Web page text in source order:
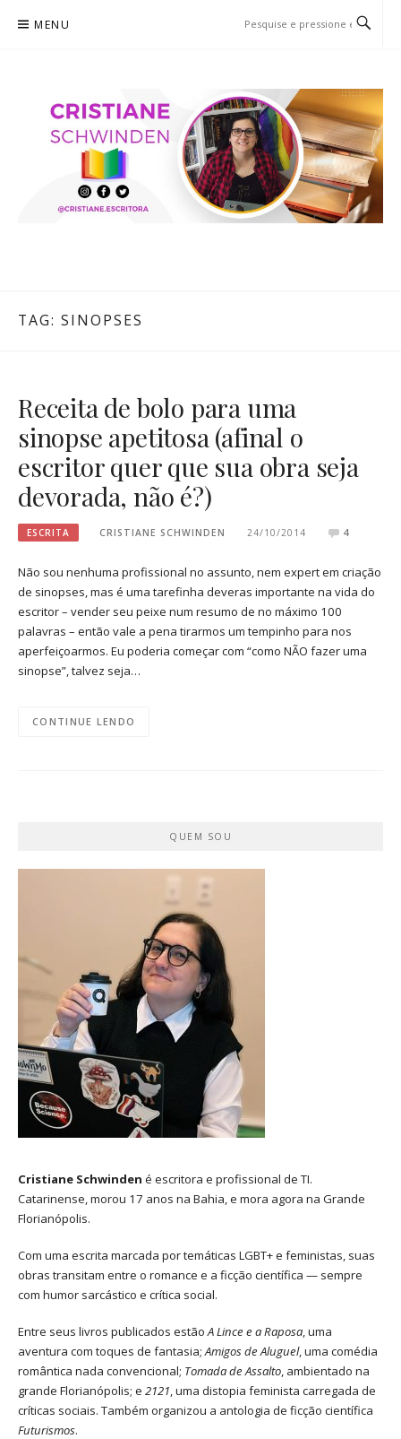
para
MENU
TAG: SINOPSES
Receita de bolo para uma
sinopse apetitosa (afinal o
escritor quer que sua obra seja
devorada, não é?)
ESCRITA CRISTIANE SCHWINDEN 24/10/2014 4
Não sou nenhuma profissional no assunto, nem expert em criação
de sinopses, mas é uma tarefinha deveras importante na vida do
escritor – vender seu peixe num resumo de no máximo 100
palavras – então vale a pena tirarmos um tempinho para nos
aperfeiçoarmos. Eu poderia começar com “como NÃO fazer uma
sinopse”, talvez seja…
CONTINUE LENDO
QUEM SOU
Cristiane Schwinden é escritora e profissional de TI.
Catarinense, morou 17 anos na Bahia, e mora agora na Grande
Florianópolis.
Com uma escrita marcada por temáticas LGBT+ e feministas, suas
obras transitam entre o romance e a ficção científica — sempre
com humor sarcástico e crítica social.
Entre seus livros publicados estãoA Lince e a Raposa, uma
aventura com toques de fantasia;Amigos de Aluguel, uma comédia
romântica nada convencional; Tomada de Assalto, ambientado na
grande Florianópolis; e 2121, uma distopia feminista carregada de
críticas sociais. Também organizou a antologia de ficção científica
Futurismos.